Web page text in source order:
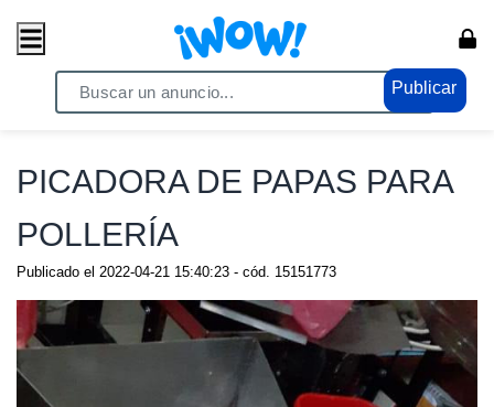
Publicar
/ Comercio / Anuncios
PICADORA DE PAPAS PARA
POLLERÍA
Publicado el 2022-04-21 15:40:23 - cód. 15151773